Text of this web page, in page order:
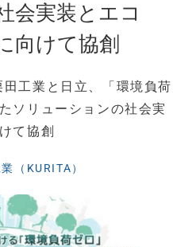
会実装とエコ
向けて協創
田工業と日立、「環境負荷
ソリューションの社会実
て協創
（KURITA）